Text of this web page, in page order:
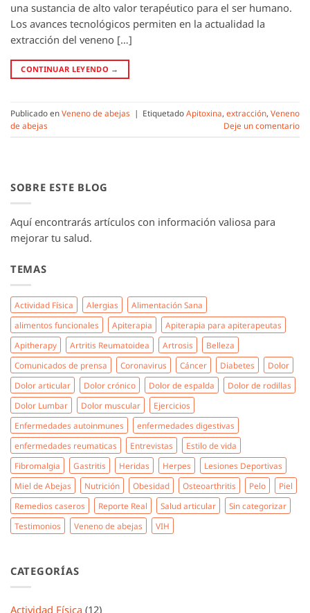
una sustancia de alto valor terapéutico para el ser humano.
Los avances tecnológicos permiten en la actualidad la
extracción del veneno […]
CONTINUAR LEYENDO →
Publicado enVeneno de abejas | EtiquetadoApitoxina, extracción, Veneno
de abejas
Deje un comentario
SOBRE ESTE BLOG
Aquí encontrarás artículos con información valiosa para
mejorar tu salud.
TEMAS
Actividad Física Alergias
Alimentación Sana
alimentos funcionales
Apiterapia
Apiterapia para apiterapeutas
Apitherapy
Artritis Reumatoidea Artrosis
Belleza
Comunicados de prensa
Coronavirus Cáncer Diabetes
Dolor
Dolor articular
Dolor crónico Dolor de espalda
Dolor de rodillas
Dolor Lumbar
Dolor muscular
Ejercicios
Enfermedades autoinmunes
enfermedades digestivas
enfermedades reumaticas
Entrevistas
Estilo de vida
Fibromalgia
Gastritis Heridas Herpes
Lesiones Deportivas
Miel de Abejas
Nutrición Obesidad Osteoarthritis Pelo
Piel
Remedios caseros
Reporte Real Salud articular
Sin categorizar
Testimonios
Veneno de abejas VIH
CATEGORÍAS
Actividad Física (12)